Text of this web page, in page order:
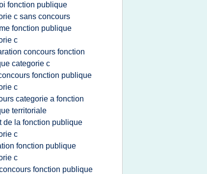
fonction publique
c sans concours
fonction publique
c
concours fonction
categorie c
fonction publique
c
categorie a fonction
territoriale
de la fonction publique
c
fonction publique
c
fonction publique